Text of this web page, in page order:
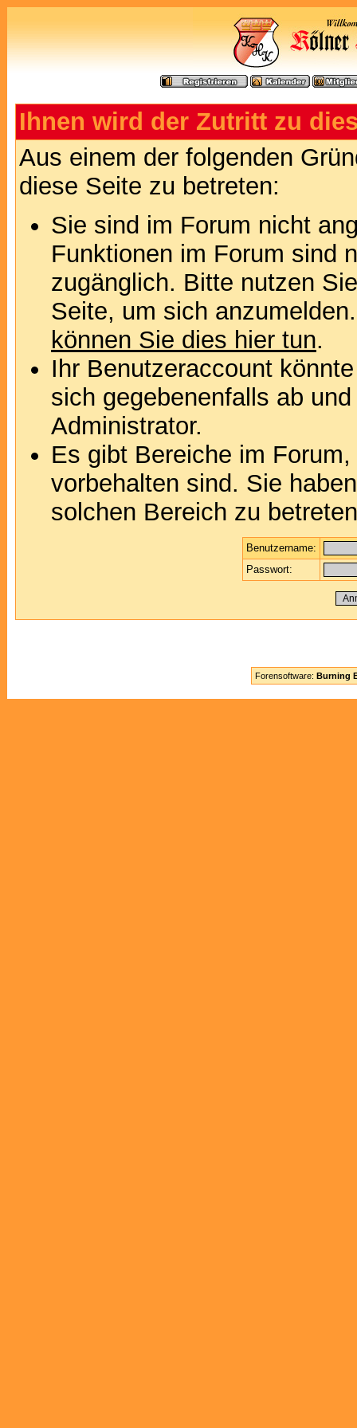
Ihnen wird der Zutritt zu
Aus einem der folgenden
diese Seite zu betreten:
Sie sind im Forum nicht
Funktionen im Forum sind
zugänglich. Bitte nutzen
Seite, um sich
können Sie dies hier tun.
Ihr Benutzeraccount
sich gegebenenfalls ab
Administrator.
Es gibt Bereiche im
vorbehalten sind. Sie
solchen Bereich zu
Benutzername:
Passwort:
Forensoftware: Burning